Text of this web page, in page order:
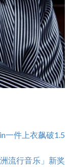
一件上衣飙破1.5
流行音乐」新奖